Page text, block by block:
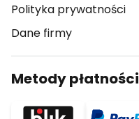
Polityka prywatności
Dane firmy
Metody płatności